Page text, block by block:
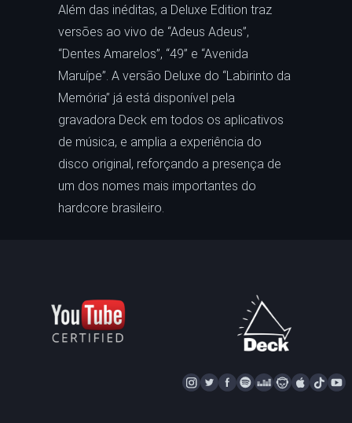
Além das inéditas, a Deluxe Edition traz
versões ao vivo de “Adeus Adeus”,
“Dentes Amarelos”, “49” e “Avenida
Maruípe”. A versão Deluxe do “Labirinto da
Memória” já está disponível pela
gravadora Deck em todos os aplicativos
de música, e amplia a experiência do
disco original, reforçando a presença de
um dos nomes mais importantes do
hardcore brasileiro.
I
N
T
W
F
A
S
P
D
E
N
A
A
P
T